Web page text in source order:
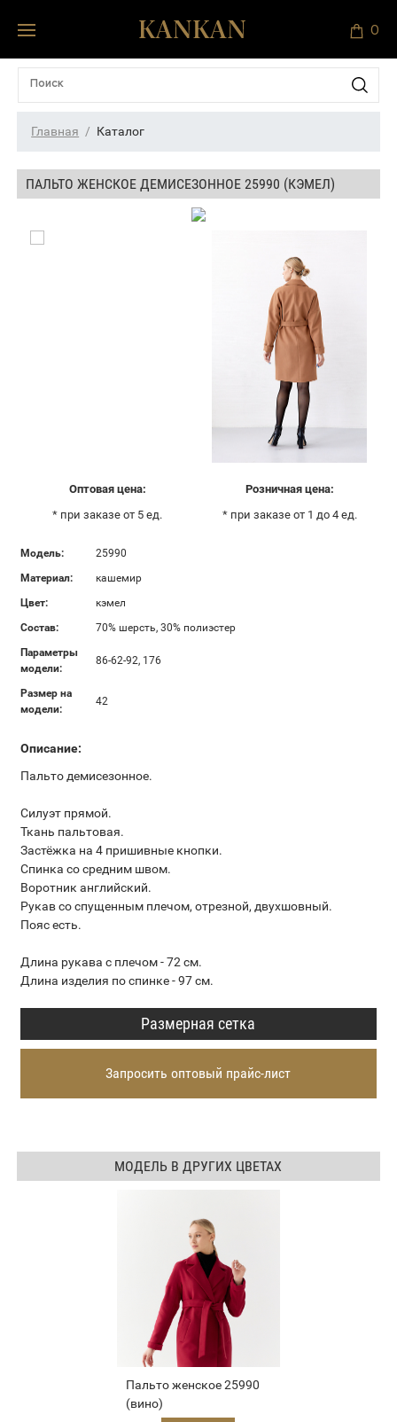
0
Главная Каталог
ПАЛЬТО ЖЕНСКОЕ ДЕМИСЕЗОННОЕ 25990 (КЭМЕЛ)
Оптовая цена:
* при заказе от 5 ед.
Розничная цена:
* при заказе от 1 до 4 ед.
Модель:
25990
Материал:
кашемир
Цвет:
кэмел
Состав:
70% шерсть, 30% полиэстер
Параметры
модели:
86-62-92, 176
Размер на
модели:
42
Описание:
Пальто демисезонное.
Силуэт прямой.
Ткань пальтовая.
Застёжка на 4 пришивные кнопки.
Спинка со средним швом.
Воротник английский.
Рукав со спущенным плечом, отрезной, двухшовный.
Пояс есть.
Длина рукава с плечом - 72 см.
Длина изделия по спинке - 97 см.
Размерная сетка
Запросить оптовый прайс-лист
МОДЕЛЬ В ДРУГИХ ЦВЕТАХ
Пальто женское 25990
(вино)